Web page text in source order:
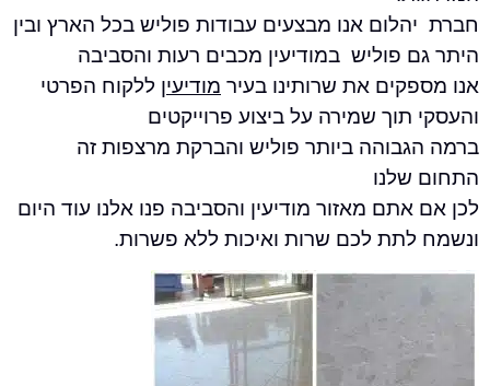
אנו מבצעים עבודות פוליש בכל הארץ ובין
פוליש במודיעין מכבים רעות והסביבה
את שרותינו בעירמודיעיןללקוח הפרטי
שמירה על ביצוע פרוייקטים
ביותר פוליש והברקת מרצפות זה
מאזור מודיעין והסביבה פנו אלנו עוד היום
לכם שרות ואיכות ללא פשרות.